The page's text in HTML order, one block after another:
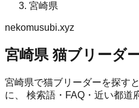
宮崎県
nekomusubi.xyz
宮崎県 猫ブリーダ
宮崎県で猫ブリーダーを探す
に、 検索語・FAQ・近い都道